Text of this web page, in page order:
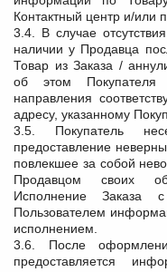
Контактный центр и/или
3.4. В случае
наличии у Продавца
Товар из Заказа /
об этом Покупателя
направления
адресу, указанному
3.5. Покупатель
предоставление
повлекшее за собой
Продавцом своих
Исполнение Заказа с
Пользователем
исполнением.
3.6. После
предоставляется